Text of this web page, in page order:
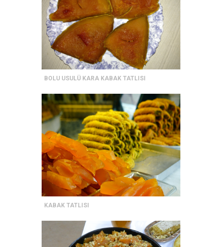
BOLU USULÜ KARA KABAK TATLISI
KABAK TATLISI